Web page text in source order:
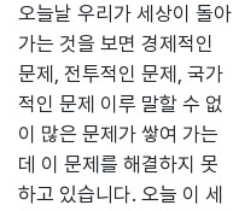
오늘날 우리가 세상이 돌아
가는 것을 보면 경제적인
문제, 전투적인 문제, 국가
적인 문제 이루 말할 수 없
이 많은 문제가 쌓여 가는
데 이 문제를 해결하지 못
하고 있습니다. 오늘 이 세